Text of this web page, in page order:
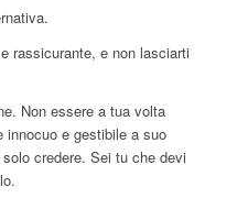
rassicurante, e non lasciarti
Non essere a tua volta
innocuo e gestibile a suo
credere. Sei tu che devi